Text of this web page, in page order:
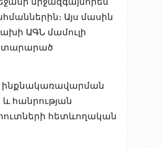
Այս մասին
ԱԳՆ մամուլի
տարարած
ինքնակառավարման
և հանրության
հետևողական